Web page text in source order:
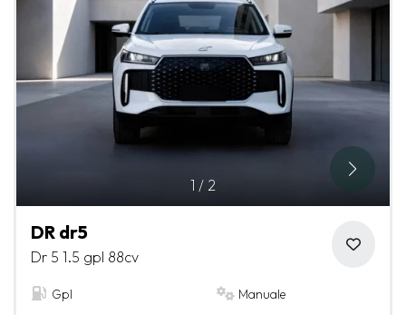
1 / 2
DR dr5
Dr 5 1.5 gpl 88cv
Gpl
Manuale